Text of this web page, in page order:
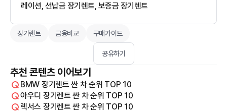
레이션, 선납금 장기렌트, 보증금 장기렌트
장기렌트 금융비교 구매가이드
공유하기
추천 콘텐츠 이어보기
BMW 장기렌트 싼 차 순위 TOP 10
아우디 장기렌트 싼 차 순위 TOP 10
렉서스 장기렌트 싼 차 순위 TOP 10